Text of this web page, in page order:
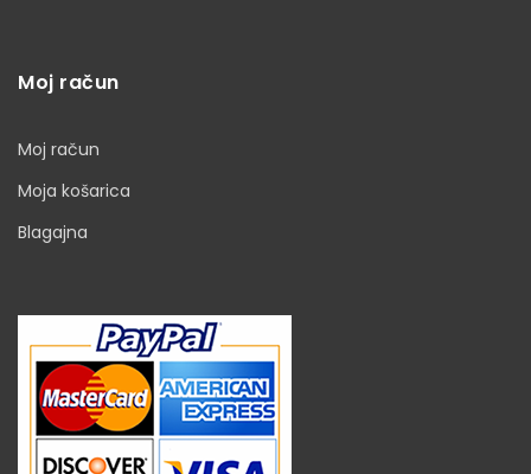
Moj račun
Moj račun
Moja košarica
Blagajna